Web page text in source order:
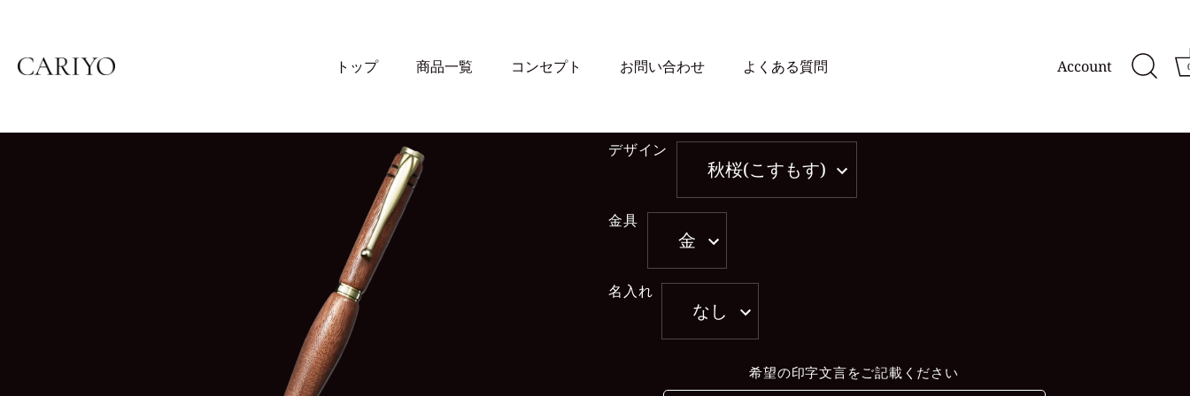
content
トップ 商品一覧 コンセプト お問い合わせ よくある質問 Account
デザイン
秋桜(こすもす)
金具
金
名入れ
なし
希望の印字文言をご記載ください